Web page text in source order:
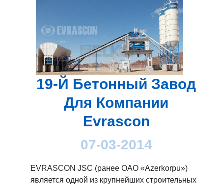
19-Й Бетонный Завод
Для Компании
Evrascon
07-03-2014
EVRASCON JSC (ранее ОАО «Azerkorpu»)
является одной из крупнейших строительных